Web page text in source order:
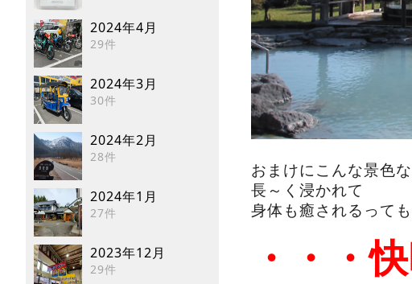
2024年4月
29件
2024年3月
30件
2024年2月
28件
2024年1月
27件
2023年12月
29件
おまけにこんな景色
長～く浸かれて
身体も癒されるって
・・・